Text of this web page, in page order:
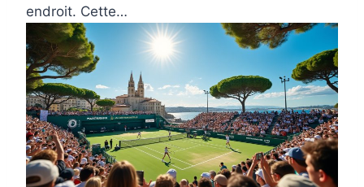
endroit. Cette…